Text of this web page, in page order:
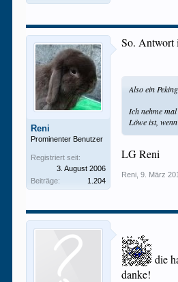
Reni
Prominenter Benutzer
Registriert seit:
3. August 2006
Beiträge:
1.204
So. Antwort
Also ein
Ich nehme
Löwe ist,
LG Reni
Reni 9. März
die
danke!